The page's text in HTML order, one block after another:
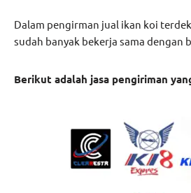
Dalam pengirman jual ikan koi
sudah banyak bekerja sama dengan
Berikut adalah jasa pengiriman